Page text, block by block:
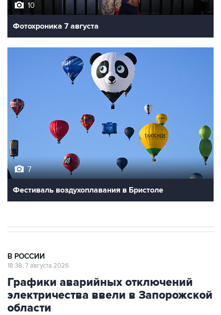
Фотохроника 7 августа
Фестиваль воздухоплавания в Бристоле
Графики аварийных отключений
электричества ввели в Запорожской
области
Москва. 7 августа. INTERFAX.RU - Графики